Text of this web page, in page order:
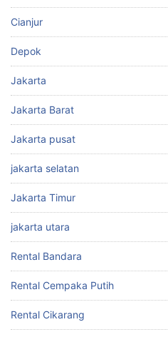
Cianjur
Depok
Jakarta
Jakarta Barat
Jakarta pusat
jakarta selatan
Jakarta Timur
jakarta utara
Rental Bandara
Rental Cempaka Putih
Rental Cikarang